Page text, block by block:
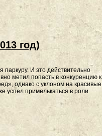
год)
И это действительно
метил попасть в конкуренцию к
однако с уклоном на красивые
успел примелькаться в роли